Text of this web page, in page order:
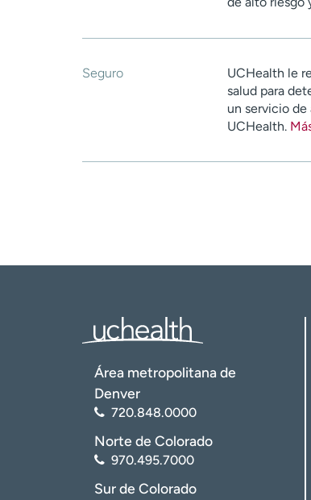
Seguro
UCHealth le
salud para
un servicio
UCHealth.
Área metropolitana de
Denver
720.848.0000
Norte de Colorado
970.495.7000
Sur de Colorado